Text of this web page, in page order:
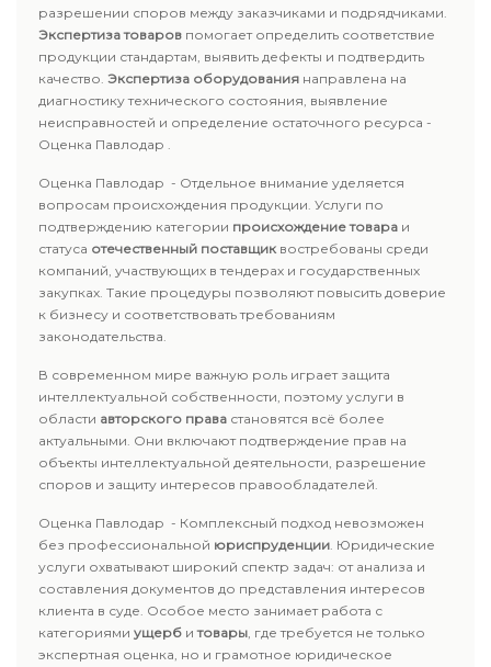
разрешении споров между заказчиками и подрядчиками.
Экспертиза товаров помогает определить соответствие
продукции стандартам, выявить дефекты и подтвердить
качество. Экспертиза оборудования направлена на
диагностику технического состояния, выявление
неисправностей и определение остаточного ресурса -
Оценка Павлодар .
Оценка Павлодар - Отдельное внимание уделяется
вопросам происхождения продукции. Услуги по
подтверждению категории происхождение товара и
статуса отечественный поставщик востребованы среди
компаний, участвующих в тендерах и государственных
закупках. Такие процедуры позволяют повысить доверие
к бизнесу и соответствовать требованиям
законодательства.
В современном мире важную роль играет защита
интеллектуальной собственности, поэтому услуги в
области авторского права становятся всё более
актуальными. Они включают подтверждение прав на
объекты интеллектуальной деятельности, разрешение
споров и защиту интересов правообладателей.
Оценка Павлодар - Комплексный подход невозможен
без профессиональной юриспруденции. Юридические
услуги охватывают широкий спектр задач: от анализа и
составления документов до представления интересов
клиента в суде. Особое место занимает работа с
категориями ущерб итовары, где требуется не только
экспертная оценка, но и грамотное юридическое